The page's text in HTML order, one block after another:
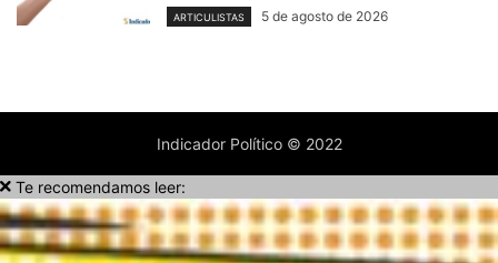
ARTICULISTAS 5 de agosto de 2026
Indicador Político © 2022
Te recomendamos leer: